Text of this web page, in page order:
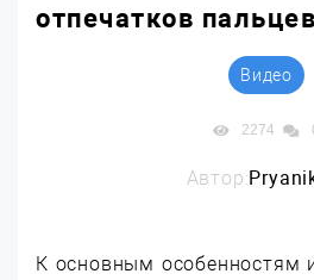
отпечатков
Видео
2274
Автор:
К основным особенностям